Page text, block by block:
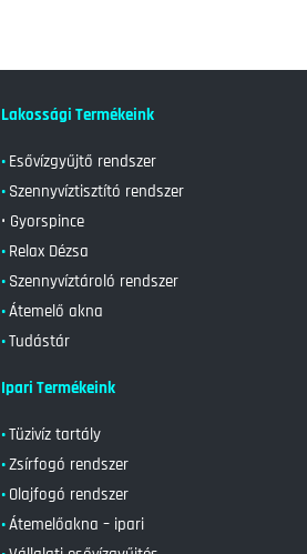
Lakossági Termékeink
• Esővízgyűjtő rendszer
• Szennyvíztisztító rendszer
• Gyorspince
• Relax Dézsa
• Szennyvíztároló rendszer
•Átemelő akna
•Tudástár
Ipari Termékeink
•Tüzivíz tartály
•Zsírfogó rendszer
• Olajfogó rendszer
•Átemelőakna – ipari